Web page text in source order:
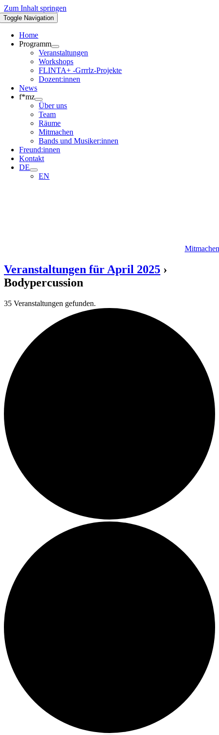
Zum Inhalt springen
Toggle Navigation
Home
Programm
Veranstaltungen
Workshops
FLINTA+ -Grrrlz-Projekte
Dozent:innen
News
f*mz
Über uns
Team
Räume
Mitmachen
Bands und Musiker:innen
Freund:innen
Kontakt
DE
EN
Mitmachen
Veranstaltungen für April 2025 ›
Bodypercussion
35 Veranstaltungen gefunden.